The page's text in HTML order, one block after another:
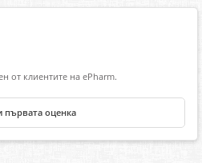
от клиентите на ePharm.
първата оценка